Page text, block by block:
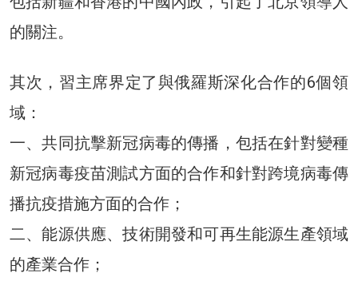
的關注。
其次，習主席界定了與俄羅斯深化合作的6個領
域：
一、共同抗擊新冠病毒的傳播，包括在針對變種
新冠病毒疫苗測試方面的合作和針對跨境病毒傳
播抗疫措施方面的合作；
二、能源供應、技術開發和可再生能源生產領域
的產業合作；